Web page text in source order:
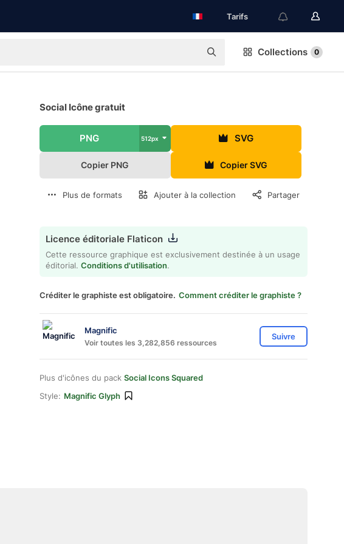
Tarifs
Collections 0
Social Icône gratuit
PNG 512px SVG
Copier PNG Copier SVG
Plus de formats Ajouter à la collection Partager
Licence éditoriale Flaticon
Cette ressource graphique est exclusivement destinée à un usage
éditorial. Conditions d'utilisation.
Créditer le graphiste est obligatoire. Comment créditer le graphiste ?
Magnific
Voir toutes les 3,282,856 ressources
Suivre
Plus d'icônes du pack Social Icons Squared
Style: Magnific Glyph